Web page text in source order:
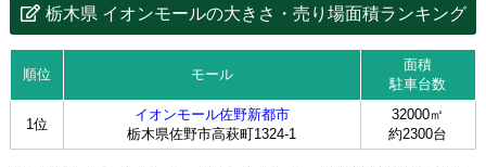
栃木県 イオンモールの大きさ・売り場面積ランキング
順位 モール
面積
駐車台数
1位
イオンモール佐野新都市
栃木県佐野市高萩町1324-1
32000㎡
約2300台